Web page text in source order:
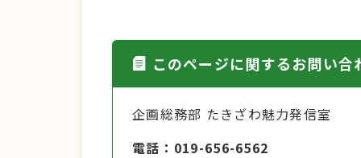
このページに関するお問い合
企画総務部 たきざわ魅力発信室
電話
019-656-6562